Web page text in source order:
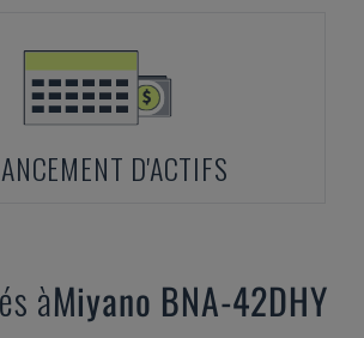
D'ACTIFS
àMiyano BNA-42DHY